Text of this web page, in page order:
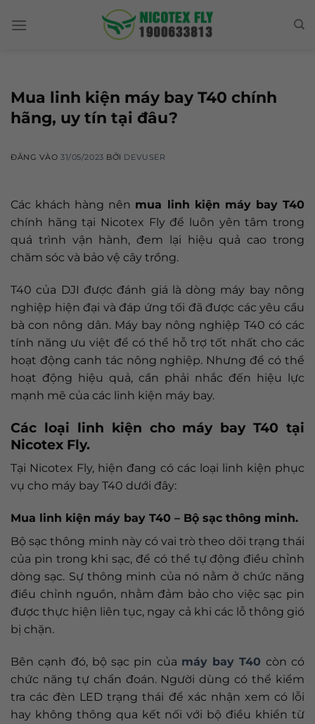
Mua linh kiện máy bay T40 chính
hãng, uy tín tại đâu?
ĐĂNG VÀO31/05/2023 BỞI DEVUSER
Các khách hàng nên mua linh kiện máy bay T40
chính hãng tại Nicotex Fly để luôn yên tâm trong
quá trình vận hành, đem lại hiệu quả cao trong
chăm sóc và bảo vệ cây trồng.
T40 của DJI được đánh giá là dòng máy bay nông
nghiệp hiện đại và đáp ứng tối đã được các yêu cầu
bà con nông dân. Máy bay nông nghiệp T40 có các
tính năng ưu việt để có thể hỗ trợ tốt nhất cho các
hoạt động canh tác nông nghiệp. Nhưng để có thể
hoạt động hiệu quả, cần phải nhắc đến hiệu lực
mạnh mẽ của các linh kiện máy bay.
Các loại linh kiện cho máy bay T40 tại
Nicotex Fly.
Tại Nicotex Fly, hiện đang có các loại linh kiện phục
vụ cho máy bay T40 dưới đây:
Mua linh kiện máy bay T40 – Bộ sạc thông minh.
Bộ sạc thông minh này có vai trò theo dõi trạng thái
của pin trong khi sạc, để có thể tự động điều chỉnh
dòng sạc. Sự thông minh của nó nằm ở chức năng
điều chỉnh nguồn, nhằm đảm bảo cho việc sạc pin
được thực hiện liên tục, ngay cả khi các lỗ thông gió
bị chặn.
Bên cạnh đó, bộ sạc pin của máy bay T40 còn có
chức năng tự chẩn đoán. Người dùng có thể kiểm
tra các đèn LED trạng thái để xác nhận xem có lỗi
hay không thông qua kết nối với bộ điều khiển từ